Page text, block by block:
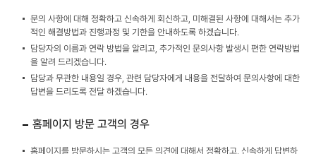
문의 사항에 대해 정확하고 신속하게 회신하고, 미해결된 사항에 대해서는 추가
적인 해결방법과 진행과정 및 기한을 안내하도록 하겠습니다.
담당자의 이름과 연락 방법을 알리고, 추가적인 문의사항 발생시 편한 연락방법
을 알려 드리겠습니다.
담당과 무관한 내용일 경우, 관련 담당자에게 내용을 전달하여 문의사항에 대한
답변을 드리도록 전달 하겠습니다.
홈페이지 방문 고객의 경우
홈페이지를 방문하시는 고객의 모든 의견에 대해서 정확하고, 신속하게 답변하